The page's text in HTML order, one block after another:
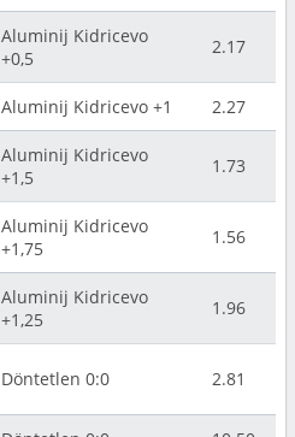
Aluminij Kidricevo
+0,5
2.17
Aluminij Kidricevo +1 2.27
Aluminij Kidricevo
+1,5
1.73
Aluminij Kidricevo
+1,75
1.56
Aluminij Kidricevo
+1,25
1.96
Döntetlen 0:0 2.81